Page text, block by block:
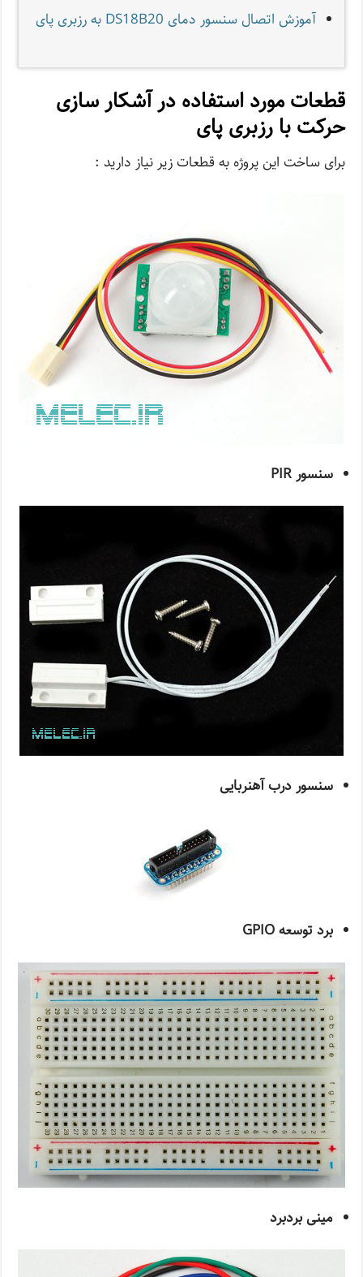
آموزش اتصال سنسور دمای DS18B20 به رزبری پای
قطعات مورد استفاده در آشکار سازی
حرکت با رزبری پای
برای ساخت این پروژه به قطعات زیر نیاز دارید :
سنسور PIR
سنسور درب آهنربایی
برد توسعه GPIO
مینی بردبرد